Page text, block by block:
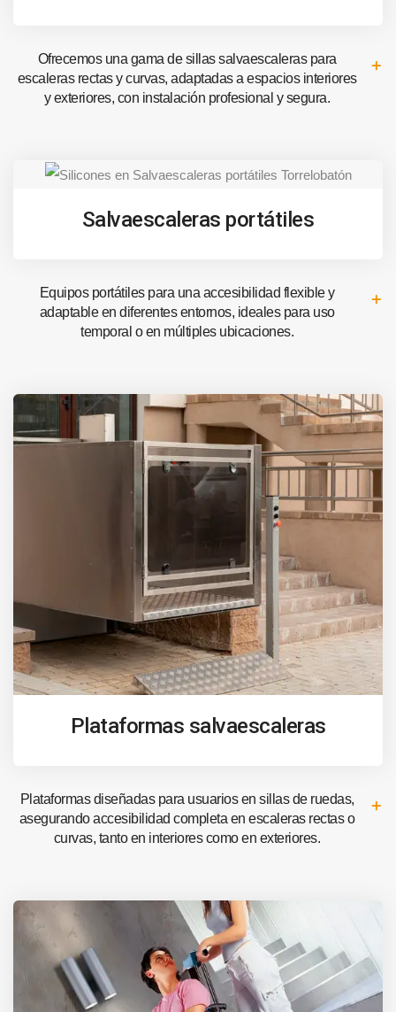
Ofrecemos una gama de sillas salvaescaleras para
escaleras rectas y curvas, adaptadas a espacios interiores
y exteriores, con instalación profesional y segura.
Salvaescaleras portátiles
Equipos portátiles para una accesibilidad flexible y
adaptable en diferentes entornos, ideales para uso
temporal o en múltiples ubicaciones.
Plataformas salvaescaleras
Plataformas diseñadas para usuarios en sillas de ruedas,
asegurando accesibilidad completa en escaleras rectas o
curvas, tanto en interiores como en exteriores.